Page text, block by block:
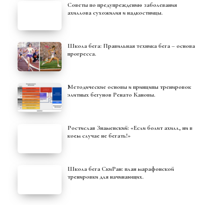
Советы по предупреждению заболевания
ахиллова сухожилия и надкостницы.
Школа бега: Правильная техника бега – основа
прогресса.
Методические основы и принципы тренировок
элитных бегунов Ренато Кановы.
Ростислав Знаменский: «Если болит ахилл, ни в
коем случае не бегать!»
Школа бега СкиРан: план марафонской
тренировки для начинающих.